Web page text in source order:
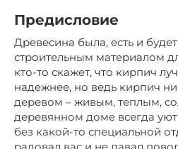
Предисловие
Древесина была, есть и
строительным материалом
кто-то скажет, что кирпич
надежнее, но ведь кирпич
деревом – живым, теплым,
деревянном доме всегда
без какой-то специальной
радовал вас и не давал